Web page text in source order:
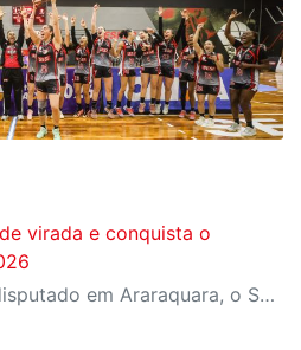
virada e conquista o
Em jogo emocionante disputado em Araraquara, o SESI Araraquara Basquete superou um déficit de quase 20 pontos, contou com o apoio massivo da torcida e derrotou o Cerrado BRB por 77 a 71, conquistando o terceiro lugar da LBF Loterias Caixa 2026